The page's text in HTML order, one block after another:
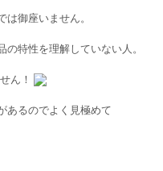
御座いません。
特性を理解していない人。
ん！
あるのでよく見極めて